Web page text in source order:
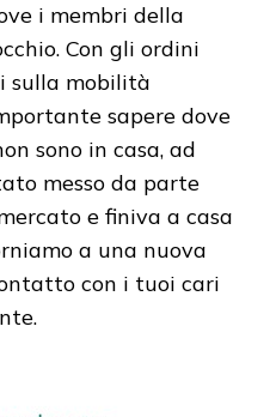
i membri della
Con gli ordini
sulla mobilità
sapere dove
sono in casa, ad
messo da parte
e finiva a casa
a una nuova
con i tuoi cari